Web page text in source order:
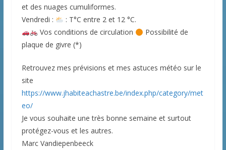
et des nuages cumuliformes.
Vendredi :
: T°C entre 2 et 12 °C.
Vos conditions de circulation
Possibilité de
plaque de givre (*)
Retrouvez mes prévisions et mes astuces météo sur le
site
https://www.jhabiteachastre.be/index.php/category/met
eo/
Je vous souhaite une très bonne semaine et surtout
protégez-vous et les autres.
Marc Vandiepenbeeck